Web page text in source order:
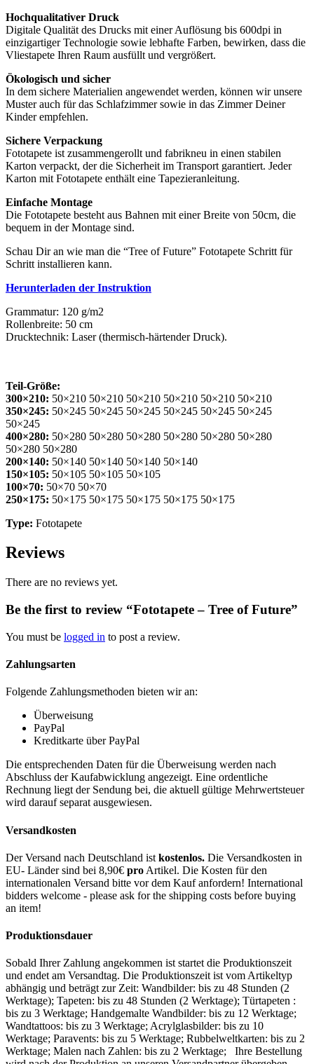
Hochqualitativer Druck
Digitale Qualität des Drucks mit einer Auflösung bis 600dpi in
einzigartiger Technologie sowie lebhafte Farben, bewirken, dass die
Vliestapete Ihren Raum ausfüllt und vergrößert.
Ökologisch und sicher
In dem sichere Materialien angewendet werden, können wir unsere
Muster auch für das Schlafzimmer sowie in das Zimmer Deiner
Kinder empfehlen.
Sichere Verpackung
Fototapete ist zusammengerollt und fabrikneu in einen stabilen
Karton verpackt, der die Sicherheit im Transport garantiert. Jeder
Karton mit Fototapete enthält eine Tapezieranleitung.
Einfache Montage
Die Fototapete besteht aus Bahnen mit einer Breite von 50cm, die
bequem in der Montage sind.
Schau Dir an wie man die “Tree of Future” Fototapete Schritt für
Schritt installieren kann.
Herunterladen der Instruktion
Grammatur: 120 g/m2
Rollenbreite: 50 cm
Drucktechnik: Laser (thermisch-härtender Druck).
Teil-Größe:
300×210: 50×210 50×210 50×210 50×210 50×210 50×210
350×245: 50×245 50×245 50×245 50×245 50×245 50×245
50×245
400×280: 50×280 50×280 50×280 50×280 50×280 50×280
50×280 50×280
200×140: 50×140 50×140 50×140 50×140
150×105: 50×105 50×105 50×105
100×70: 50×70 50×70
250×175: 50×175 50×175 50×175 50×175 50×175
Type: Fototapete
Reviews
There are no reviews yet.
Be the first to review “Fototapete – Tree of Future”
You must be logged in to post a review.
Zahlungsarten
Folgende Zahlungsmethoden bieten wir an:
Überweisung
PayPal
Kreditkarte über PayPal
Die entsprechenden Daten für die Überweisung werden nach
Abschluss der Kaufabwicklung angezeigt. Eine ordentliche
Rechnung liegt der Sendung bei, die aktuell gültige Mehrwertsteuer
wird darauf separat ausgewiesen.
Versandkosten
Der Versand nach Deutschland ist kostenlos. Die Versandkosten in
EU- Länder sind bei 8,90€ pro Artikel. Die Kosten für den
internationalen Versand bitte vor dem Kauf anfordern! International
bidders welcome - please ask for the shipping costs before buying
an item!
Produktionsdauer
Sobald Ihrer Zahlung angekommen ist startet die Produktionszeit
und endet am Versandtag. Die Produktionszeit ist vom Artikeltyp
abhängig und beträgt zur Zeit: Wandbilder: bis zu 48 Stunden (2
Werktage); Tapeten: bis zu 48 Stunden (2 Werktage); Türtapeten :
bis zu 3 Werktage; Handgemalte Wandbilder: bis zu 12 Werktage;
Wandtattoos: bis zu 3 Werktage; Acrylglasbilder: bis zu 10
Werktage; Paravents: bis zu 5 Werktage; Rubbelweltkarten: bis zu 2
Werktage; Malen nach Zahlen: bis zu 2 Werktage; Ihre Bestellung